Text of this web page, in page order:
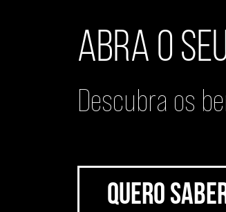
Abra o
Descubra os
Quero